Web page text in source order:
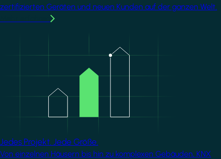
zertifizierten Geräten und neuen Kunden auf der ganzen Welt.
Jedes Projekt. Jede Größe.
Von einzelnen Häusern bis hin zu komplexen Gebäuden, KNX